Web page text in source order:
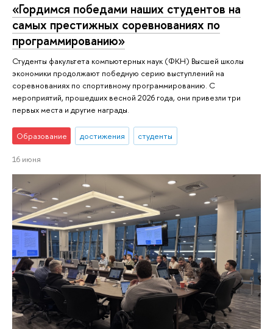
«Гордимся победами наших студентов на
самых престижных соревнованиях по
программированию»
Студенты факультета компьютерных наук (ФКН) Высшей школы
экономики продолжают победную серию выступлений на
соревнованиях по спортивному программированию. С
мероприятий, прошедших весной 2026 года, они привезли три
первых места и другие награды.
Образование достижения студенты
16 июня